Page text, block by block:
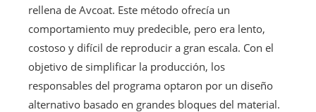
rellena de Avcoat. Este método ofrecía un
comportamiento muy predecible, pero era lento,
costoso y difícil de reproducir a gran escala. Con el
objetivo de simplificar la producción, los
responsables del programa optaron por un diseño
alternativo basado en grandes bloques del material.